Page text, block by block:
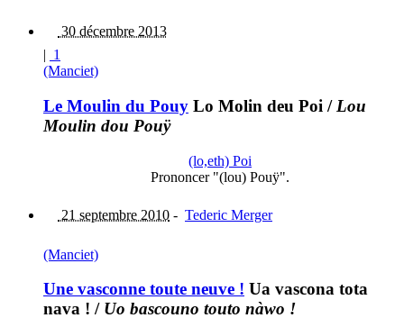
30 décembre 2013
| 1
(Manciet)
Le Moulin du Pouy Lo Molin deu Poi / Lou
Moulin dou Pouÿ
(lo,eth) Poi
Prononcer "(lou) Pouÿ".
21 septembre 2010 - Tederic Merger
(Manciet)
Une vasconne toute neuve ! Ua vascona tota
nava ! / Uo bascouno touto nàwo !